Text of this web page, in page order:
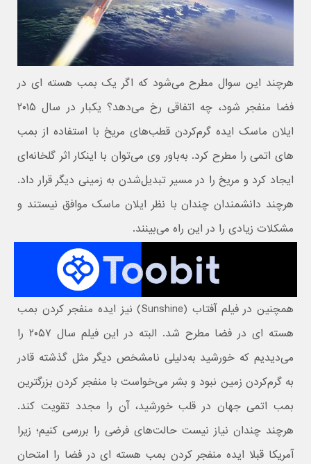
هرچند این سوال مطرح می‌شود که اگر یک بمب هسته ای در
فضا منفجر شود، چه اتفاقی رخ می‌دهد؟ یکبار در سال ۲۰۱۵
ایلان ماسک ایده گرم‌کردن قطب‌های مریخ با استفاده از بمب
های اتمی را مطرح کرد. به‌باور وی می‌توان با اینکار اثر گلخانه‌ای
ایجاد کرد و مریخ را در مسیر تبدیل‌شدن به زمینی دیگر قرار داد.
هرچند دانشمندان چندان با نظر ایلان ماسک موافق نیستند و
مشکلات زیادی را در این راه می‌بینند.
همچنین در فیلم آفتاب (Sunshine) نیز ایده منفجر کردن بمب
هسته ای در فضا مطرح شد. البته در این فیلم سال ۲۰۵۷ را
می‌دیدیم که خورشید به‌دلیلی نامشخص دیگر مثل گذشته قادر
به گرم‌کردن زمین نبود و بشر می‌خواست با منفجر کردن بزرگترین
بمب اتمی جهان در قلب خورشید، آن را مجدد تقویت کند.
هرچند چندان نیاز نیست حالت‌های فرضی را بررسی کنیم؛ زیرا
آمریکا قبلا ایده منفجر کردن بمب هسته ای در فضا را امتحان